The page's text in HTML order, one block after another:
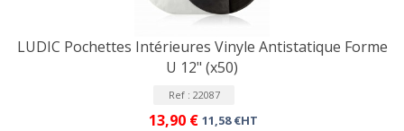
LUDIC Pochettes Intérieures Vinyle Antistatique Forme
U 12" (x50)
Ref : 22087
13,90 € 11,58 €HT